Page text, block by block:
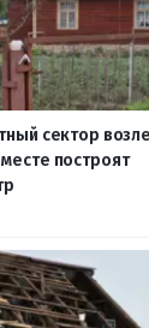
сектор возле
построят